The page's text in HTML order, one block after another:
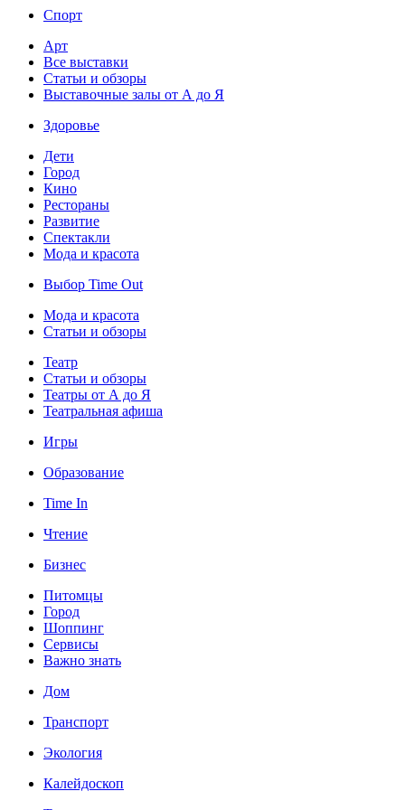
Спорт
Арт
Все выставки
Статьи и обзоры
Выставочные залы от А до Я
Здоровье
Дети
Город
Кино
Рестораны
Развитие
Спектакли
Мода и красота
Выбор Time Out
Мода и красота
Статьи и обзоры
Театр
Статьи и обзоры
Театры от А до Я
Театральная афиша
Игры
Образование
Time In
Чтение
Бизнес
Питомцы
Город
Шоппинг
Сервисы
Важно знать
Дом
Транспорт
Экология
Калейдоскоп